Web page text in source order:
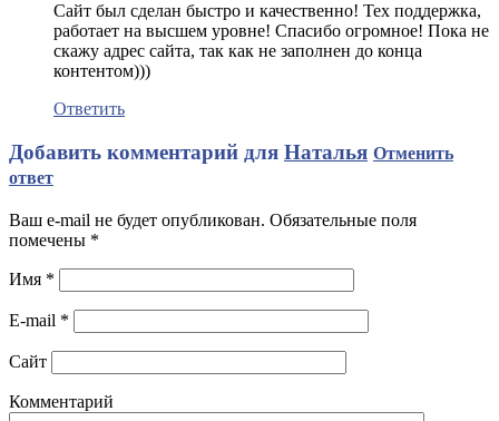
Сайт был сделан быстро и качественно! Тех поддержка,
работает на высшем уровне! Спасибо огромное! Пока не
скажу адрес сайта, так как не заполнен до конца
контентом)))
Ответить
Добавить комментарий для Наталья Отменить
ответ
Ваш e-mail не будет опубликован. Обязательные поля
помечены *
Имя *
E-mail *
Сайт
Комментарий